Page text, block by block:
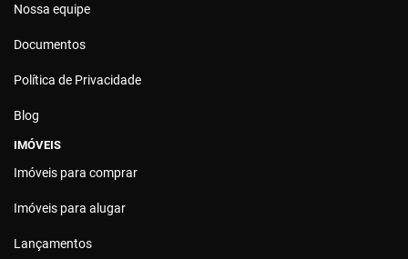
Nossa equipe
Documentos
Política de Privacidade
Blog
IMÓVEIS
Imóveis para comprar
Imóveis para alugar
Lançamentos